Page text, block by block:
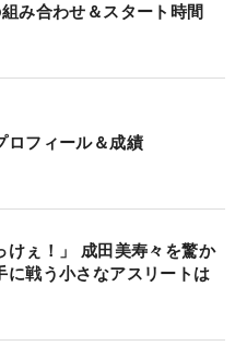
なった。負けたくない
に発表しました」と理
。それを取り戻すため
た。今季の出場はスポ
た「リシャール・ミル
合だけ。そのときは
という気持ちは強くな
が復帰に向かっている
残した。
み合わせ＆スタート時間
フィール＆成績
けぇ！」 成田美寿々を驚か
に戦う小さなアスリートは